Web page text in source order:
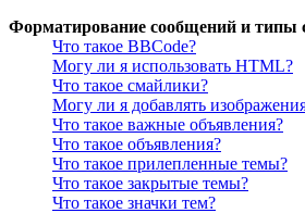
Форматирование сообщений и типы
Что такое BBCode?
Могу ли я использовать HTML?
Что такое смайлики?
Могу ли я добавлять
Что такое важные объявления?
Что такое объявления?
Что такое прилепленные темы?
Что такое закрытые темы?
Что такое значки тем?